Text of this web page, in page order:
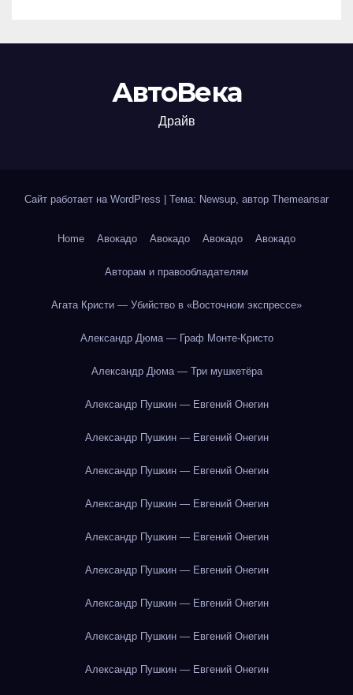
АвтоВека
Драйв
Сайт работает на WordPress Тема: Newsup, автор Themeansar
Home Авокадо Авокадо Авокадо Авокадо
Авторам и правообладателям
Агата Кристи — Убийство в «Восточном экспрессе»
Александр Дюма — Граф Монте-Кристо
Александр Дюма — Три мушкетёра
Александр Пушкин — Евгений Онегин
Александр Пушкин — Евгений Онегин
Александр Пушкин — Евгений Онегин
Александр Пушкин — Евгений Онегин
Александр Пушкин — Евгений Онегин
Александр Пушкин — Евгений Онегин
Александр Пушкин — Евгений Онегин
Александр Пушкин — Евгений Онегин
Александр Пушкин — Евгений Онегин